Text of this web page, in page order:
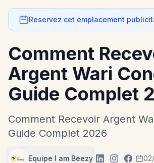
Reservez cet emplacement
Comment
Argent Wari
Guide Complet
Comment Recevoir Argent
Guide Complet 2026
Equipe I am Beezy